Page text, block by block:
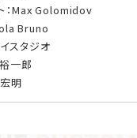
：Max Golomidov
Bruno
スタジオ
一郎
明